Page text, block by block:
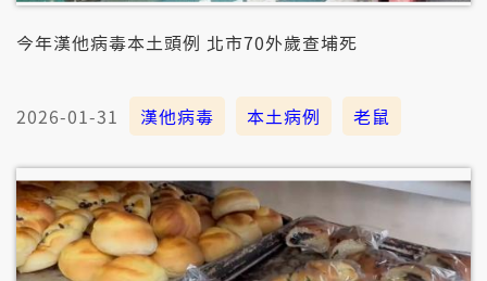
今年漢他病毒本土頭例 北市70外歲查埔死
2026-01-31 漢他病毒 本土病例 老鼠